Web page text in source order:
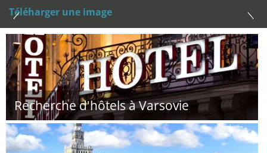
Téléharger une image
Recherche d'hôtels à Varsovie